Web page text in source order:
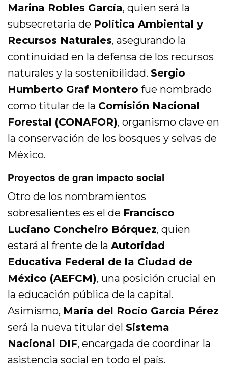
Marina Robles García, quien será la
subsecretaria de Política Ambiental y
Recursos Naturales, asegurando la
continuidad en la defensa de los recursos
naturales y la sostenibilidad.Sergio
Humberto Graf Montero fue nombrado
como titular de la Comisión Nacional
Forestal (CONAFOR), organismo clave en
la conservación de los bosques y selvas de
México.
Proyectos de gran impacto social
Otro de los nombramientos
sobresalientes es el de Francisco
Luciano Concheiro Bórquez, quien
estará al frente de laAutoridad
Educativa Federal de la Ciudad de
México (AEFCM), una posición crucial en
la educación pública de la capital.
Asimismo, María del Rocío García Pérez
será la nueva titular delSistema
Nacional DIF, encargada de coordinar la
asistencia social en todo el país.